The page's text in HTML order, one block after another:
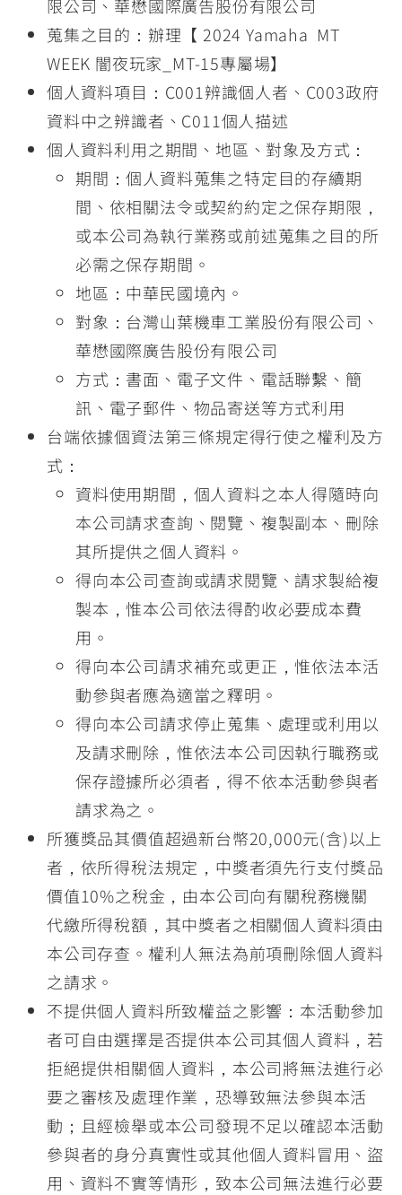
限公司、華懋國際廣告股份有限公司
蒐集之目的：辦理【 2024 Yamaha MT
WEEK 闇夜玩家_MT-15專屬場】
個人資料項目：C001辨識個人者、C003政府
資料中之辨識者、C011個人描述
個人資料利用之期間、地區、對象及方式：
期間：個人資料蒐集之特定目的存續期
間、依相關法令或契約約定之保存期限，
或本公司為執行業務或前述蒐集之目的所
必需之保存期間。
地區：中華民國境內。
對象：台灣山葉機車工業股份有限公司、
華懋國際廣告股份有限公司
方式：書面、電子文件、電話聯繫、簡
訊、電子郵件、物品寄送等方式利用
台端依據個資法第三條規定得行使之權利及方
式：
資料使用期間，個人資料之本人得隨時向
本公司請求查詢、閱覽、複製副本、刪除
其所提供之個人資料。
得向本公司查詢或請求閱覽、請求製給複
製本，惟本公司依法得酌收必要成本費
用。
得向本公司請求補充或更正，惟依法本活
動參與者應為適當之釋明。
得向本公司請求停止蒐集、處理或利用以
及請求刪除，惟依法本公司因執行職務或
保存證據所必須者，得不依本活動參與者
請求為之。
所獲獎品其價值超過新台幣20,000元(含)以上
者，依所得稅法規定，中獎者須先行支付獎品
價值10%之稅金，由本公司向有關稅務機關
代繳所得稅額，其中獎者之相關個人資料須由
本公司存查。權利人無法為前項刪除個人資料
之請求。
不提供個人資料所致權益之影響：本活動參加
者可自由選擇是否提供本公司其個人資料，若
拒絕提供相關個人資料，本公司將無法進行必
要之審核及處理作業，恐導致無法參與本活
動；且經檢舉或本公司發現不足以確認本活動
參與者的身分真實性或其他個人資料冒用、盜
用、資料不實等情形，致本公司無法進行必要